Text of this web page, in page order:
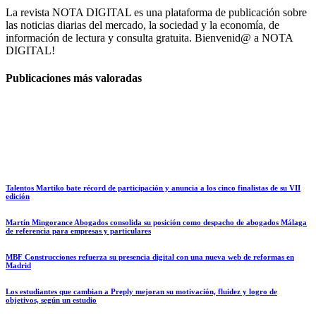
La revista NOTA DIGITAL es una plataforma de publicación sobre
las noticias diarias del mercado, la sociedad y la economía, de
información de lectura y consulta gratuita. Bienvenid@ a NOTA
DIGITAL!
Publicaciones más valoradas
Talentos Martiko bate récord de participación y anuncia a los cinco finalistas de su VII
edición
Martín Mingorance Abogados consolida su posición como despacho de abogados Málaga
de referencia para empresas y particulares
MBF Construcciones refuerza su presencia digital con una nueva web de reformas en
Madrid
Los estudiantes que cambian a Preply mejoran su motivación, fluidez y logro de
objetivos, según un estudio